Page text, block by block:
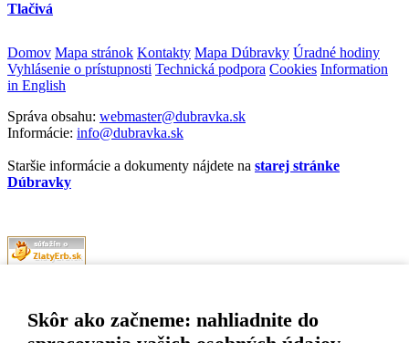
Skôr ako začneme: nahliadnite do
Tlačivá
Domov Mapa stránok Kontakty Mapa Dúbravky Úradné hodiny
Vyhlásenie o prístupnosti Technická podpora Cookies Information
in English
Správa obsahu: webmaster@dubravka.sk
Informácie: info@dubravka.sk
Staršie informácie a dokumenty nájdete na starej stránke
Dúbravky